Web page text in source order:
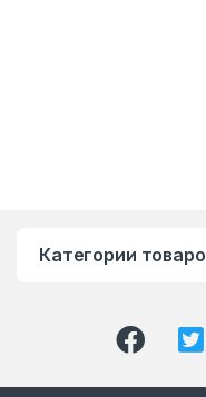
Категории